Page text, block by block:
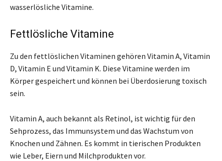
wasserlösliche Vitamine.
Fettlösliche Vitamine
Zu den fettlöslichen Vitaminen gehören Vitamin A, Vitamin
D, Vitamin E und Vitamin K. Diese Vitamine werden im
Körper gespeichert und können bei Überdosierung toxisch
sein.
Vitamin A, auch bekannt als Retinol, ist wichtig für den
Sehprozess, das Immunsystem und das Wachstum von
Knochen und Zähnen. Es kommt in tierischen Produkten
wie Leber, Eiern und Milchprodukten vor.